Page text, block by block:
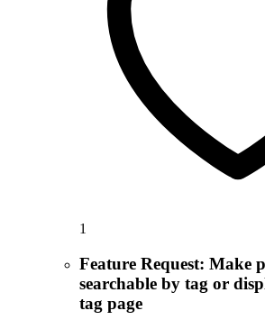
1
Feature Request: Make
searchable by tag or
tag page